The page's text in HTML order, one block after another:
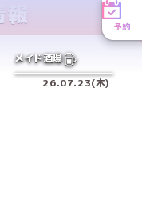
予約
メイド酒場
26.07.23(木)